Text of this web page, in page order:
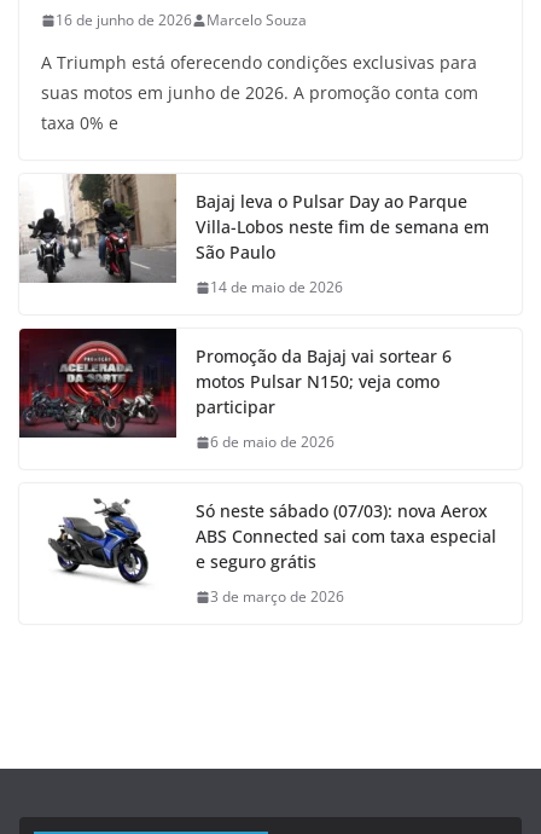
16 de junho de 2026 Marcelo Souza
A Triumph está oferecendo condições exclusivas para
suas motos em junho de 2026. A promoção conta com
taxa 0% e
Bajaj leva o Pulsar Day ao Parque
Villa-Lobos neste fim de semana em
São Paulo
14 de maio de 2026
Promoção da Bajaj vai sortear 6
motos Pulsar N150; veja como
participar
6 de maio de 2026
Só neste sábado (07/03): nova Aerox
ABS Connected sai com taxa especial
e seguro grátis
3 de março de 2026